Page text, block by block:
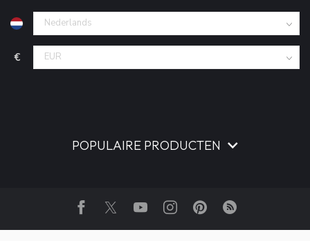
€
POPULAIRE PRODUCTEN